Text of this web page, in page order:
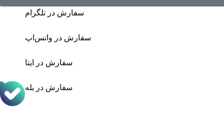
سفارش در تلگرام
سفارش در واتس‌اپ
سفارش در ایتا
سفارش در بله